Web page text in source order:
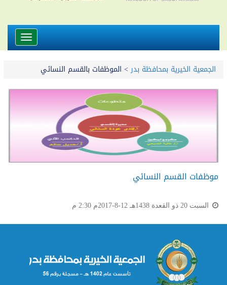
Toggle
الجمعية الخيرية بمحافظة بدر> الموظفات بالقسم النسائي
موظفات القسم النسائي
السبت 20 ذو القعدة 1438هـ 12-8-2017م 2:30 م